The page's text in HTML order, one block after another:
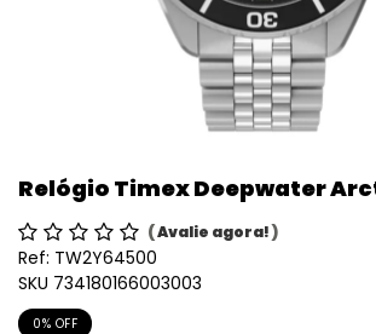
Relógio Timex Deepwater
(Avalie agora!)
Ref: TW2Y64500
SKU 734180166003003
0% OFF